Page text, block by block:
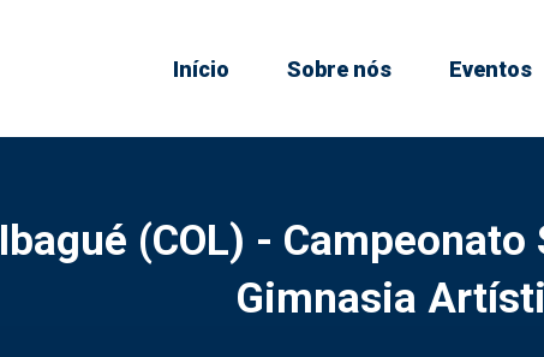
Início Sobre nós Eventos
Ibagué (COL) - Campeonato
Gimnasia